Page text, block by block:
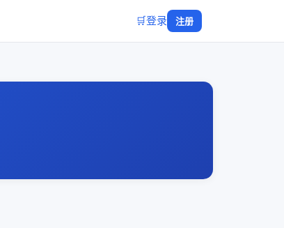
🛒登录 注册